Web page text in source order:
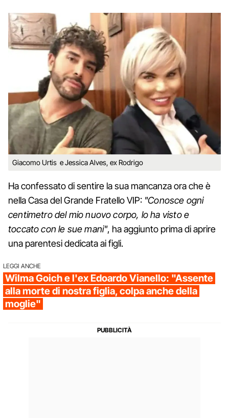
Giacomo Urtis e Jessica Alves, ex Rodrigo
Ha confessato di sentire la sua mancanza ora che è
nella Casa del Grande Fratello VIP: "Conosce ogni
centimetro del mio nuovo corpo, lo ha visto e
toccato con le sue mani", ha aggiunto prima di aprire
una parentesi dedicata ai figli.
LEGGI ANCHE
Wilma Goich e l'ex Edoardo Vianello: "Assente
alla morte di nostra figlia, colpa anche della
moglie"